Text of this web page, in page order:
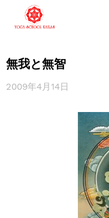
無我と無智
2009年4月14日